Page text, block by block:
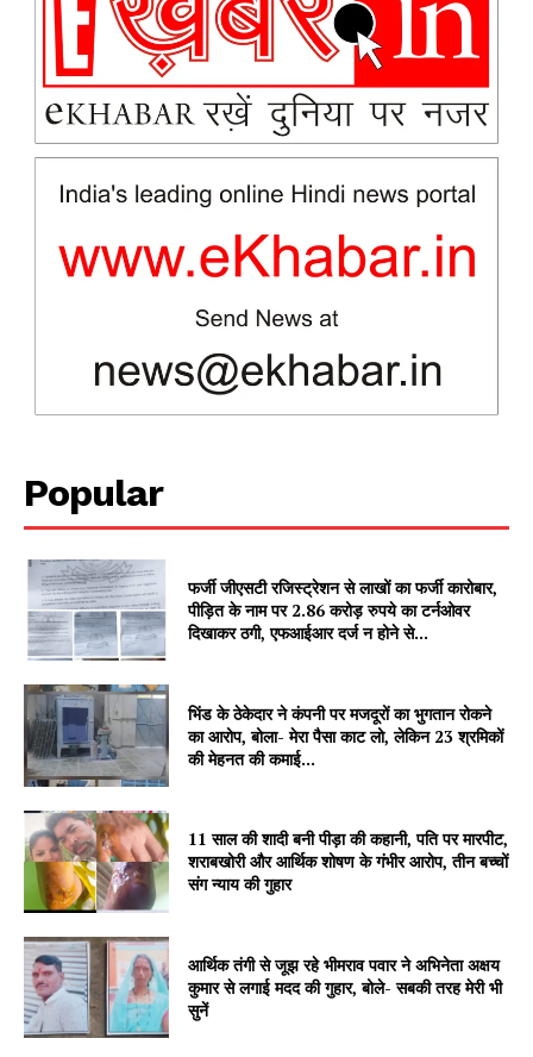
News Week
Magazine PRO
Company
About
Contact us
Subscription Plans
Popular
फर्जी जीएसटी रजिस्ट्रेशन से लाखों का फर्जी कारोबार,
पीड़ित के नाम पर 2.86 करोड़ रुपये का टर्नओवर
दिखाकर ठगी, एफआईआर दर्ज न होने से...
भिंड के ठेकेदार ने कंपनी पर मजदूरों का भुगतान रोकने
का आरोप, बोला- मेरा पैसा काट लो, लेकिन 23 श्रमिकों
की मेहनत की कमाई...
11 साल की शादी बनी पीड़ा की कहानी, पति पर मारपीट,
शराबखोरी और आर्थिक शोषण के गंभीर आरोप, तीन बच्चों
संग न्याय की गुहार
आर्थिक तंगी से जूझ रहे भीमराव पवार ने अभिनेता अक्षय
कुमार से लगाई मदद की गुहार, बोले- सबकी तरह मेरी भी
सुनें